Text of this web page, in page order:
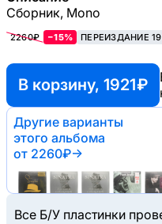
Сборник, Mono
2260₽ −15% ПЕРЕИЗДАНИЕ
В корзину, 1921 ₽
Другие варианты
этого альбома
от 2260₽→
Все Б/У пластинки